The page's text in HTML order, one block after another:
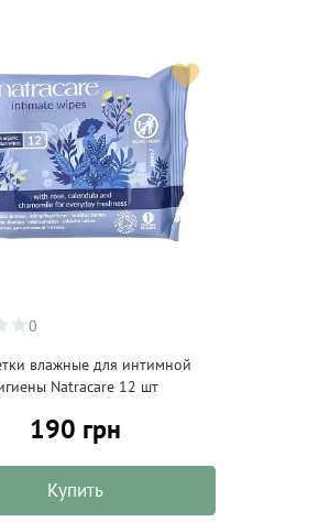
0
влажные для интимной
Natracare 12 шт
190 грн
Купить